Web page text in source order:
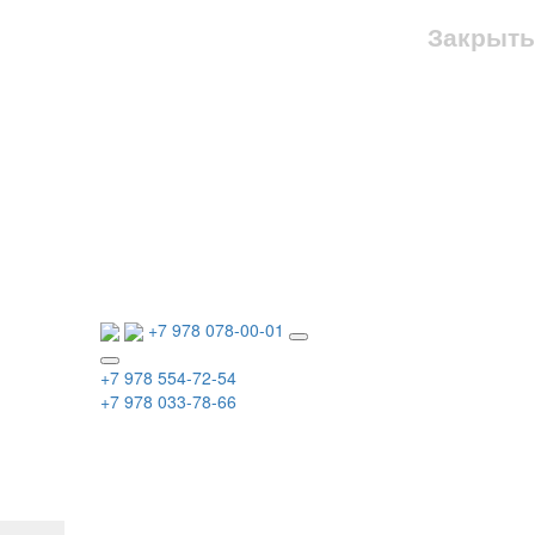
Закрыть
+7 978 078-00-01
+7 978 554-72-54
+7 978 033-78-66